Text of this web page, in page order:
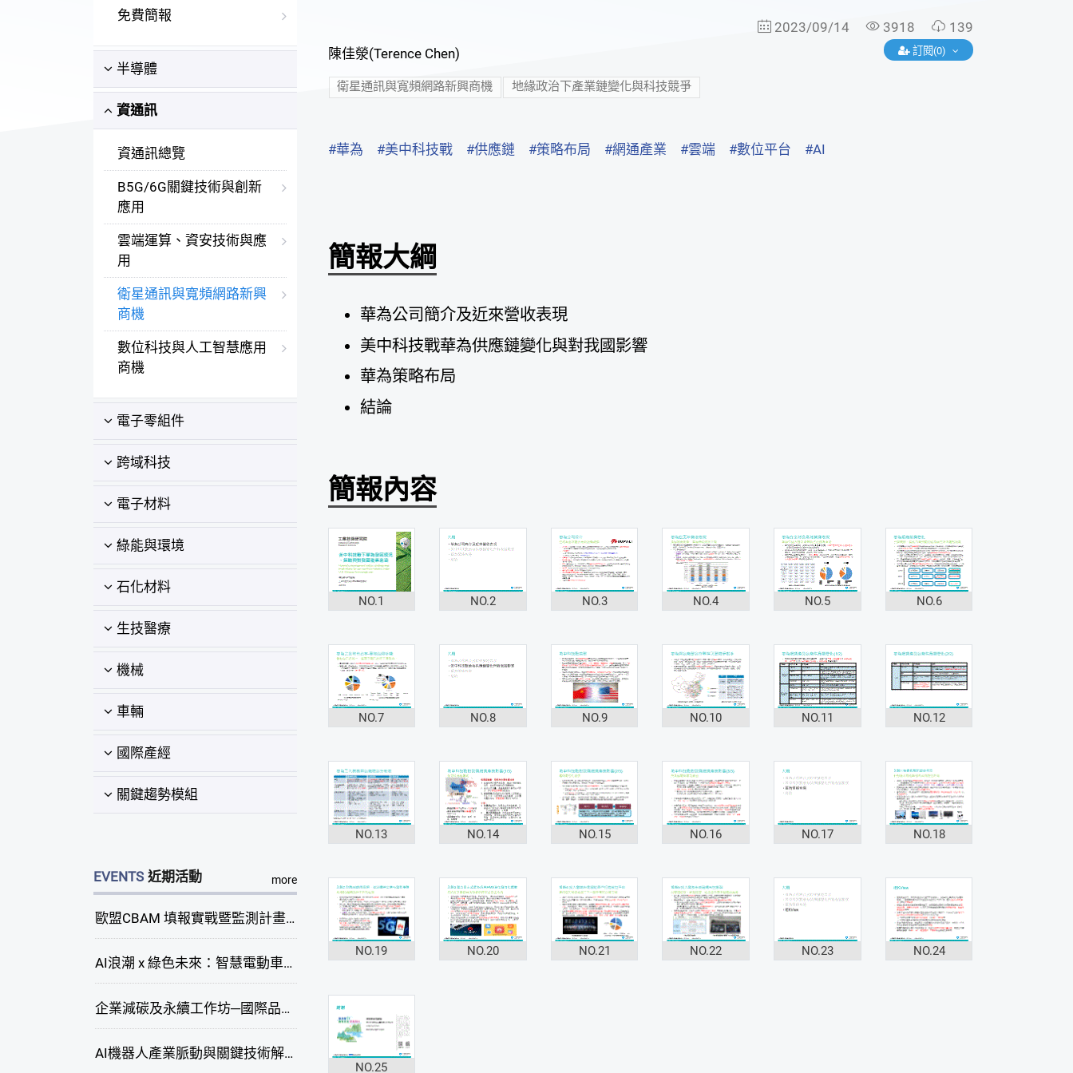
免費簡報
半導體
資通訊
資通訊總覽
B5G/6G關鍵技術與創新
應用
雲端運算、資安技術與應
用
衛星通訊與寬頻網路新興
商機
數位科技與人工智慧應用
商機
電子零組件
跨域科技
電子材料
綠能與環境
石化材料
生技醫療
機械
車輛
國際產經
關鍵趨勢模組
EVENTS 近期活動 more
歐盟CBAM 填報實戰暨監測計畫說明會(臺中場)
AI浪潮 x 綠色未來：智慧電動車新商機研討會
企業減碳及永續工作坊─國際品牌綠色供應鏈永續管理與實務演練(臺中場)
AI機器人產業脈動與關鍵技術解析研討會
2023/09/14 3918
139
陳佳滎(Terence Chen)
訂閱(0)
衛星通訊與寬頻網路新興商機 地緣政治下產業鏈變化與科技競爭
#華為 #美中科技戰 #供應鏈 #策略布局 #網通產業 #雲端 #數位平台 #AI
簡報大綱
華為公司簡介及近來營收表現
美中科技戰華為供應鏈變化與對我國影響
華為策略布局
結論
簡報內容
NO.1 NO.2 NO.3 NO.4 NO.5 NO.6
NO.7 NO.8 NO.9 NO.10 NO.11 NO.12
NO.13 NO.14 NO.15 NO.16 NO.17 NO.18
NO.19 NO.20 NO.21 NO.22 NO.23 NO.24
NO.25